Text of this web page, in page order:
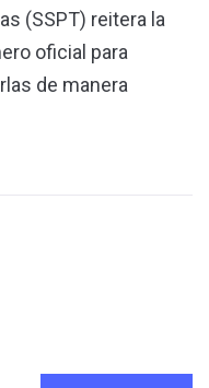
(SSPT) reitera la
oficial para
de manera